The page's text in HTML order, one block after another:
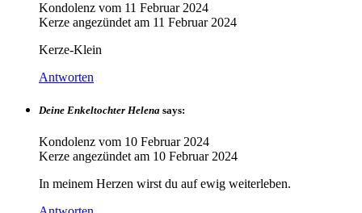
Kondolenz vom 11 Februar 2024
Kerze angezündet am 11 Februar 2024
Kerze-Klein
Antworten
Deine Enkeltochter Helena says:
Kondolenz vom 10 Februar 2024
Kerze angezündet am 10 Februar 2024
In meinem Herzen wirst du auf ewig weiterleben.